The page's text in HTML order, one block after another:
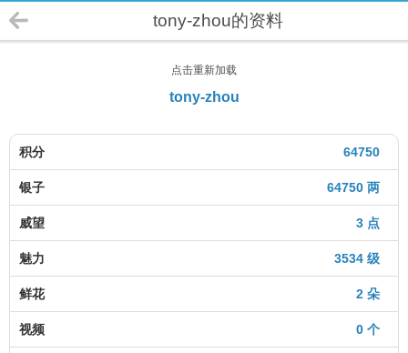
tony-zhou的资料
点击重新加载
tony-zhou
64750
积分
64750 两
银子
3 点
威望
3534 级
魅力
2 朵
鲜花
0 个
视频